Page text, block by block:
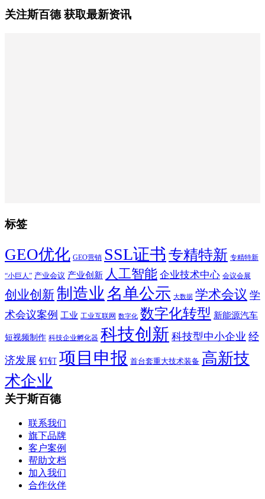
关注斯百德 获取最新资讯
标签
GEO优化 GEO营销 SSL证书 专精特新 专精特新
“小巨人” 产业会议 产业创新 人工智能 企业技术中心 会议会展
创业创新制造业 名单公示 大数据 学术会议 学
术会议案例 工业 工业互联网 数字化 数字化转型 新能源汽车
短视频制作 科技企业孵化器 科技创新 科技型中小企业 经
济发展 钉钉 项目申报 首台套重大技术装备 高新技
术企业
关于斯百德
联系我们
旗下品牌
客户案例
帮助文档
加入我们
合作伙伴